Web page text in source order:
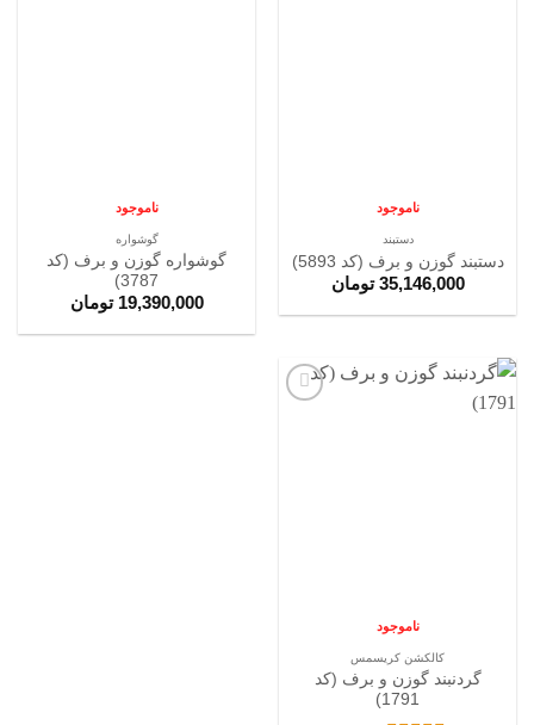
ناموجود
دستبند
دستبند گوزن و برف (کد 5893)
35,146,000 تومان
ناموجود
گوشواره
گوشواره گوزن و برف (کد
3787)
19,390,000 تومان
ناموجود
کالکشن کریسمس
گردنبند گوزن و برف (کد
1791)